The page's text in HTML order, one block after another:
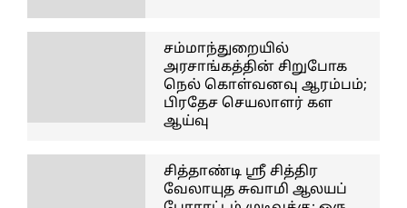
சம்மாந்துறையில்
அரசாங்கத்தின் சிறுபோக
நெல் கொள்வனவு ஆரம்பம்;
பிரதேச செயலாளர் கள
ஆய்வு
சித்தாண்டி ஸ்ரீ சித்திர
வேலாயுத சுவாமி ஆலயப்